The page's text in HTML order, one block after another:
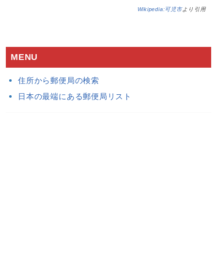
Wikipedia:可児市より引用
MENU
住所から郵便局の検索
日本の最端にある郵便局リスト